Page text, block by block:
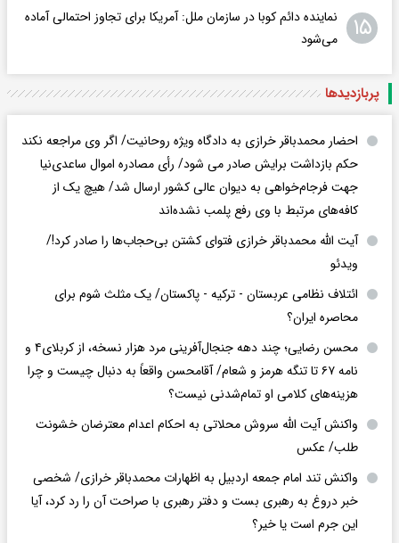
۱۵
نماینده دائم کوبا در سازمان ملل: آمریکا برای تجاوز احتمالی آماده
می‌شود
پربازدید‌ها
احضار محمدباقر خرازی به دادگاه ویژه روحانیت/ اگر وی مراجعه نکند
حکم بازداشت برایش صادر می شود/ رأی مصادره اموال ساعدی‌نیا
جهت فرجام‌خواهی به دیوان عالی کشور ارسال شد/ هیچ یک از
کافه‌های مرتبط با وی رفع پلمب نشده‌اند
آیت الله محمدباقر خرازی فتوای کشتن بی‌حجاب‌ها را صادر کرد!/
ویدئو
ائتلاف نظامی عربستان - ترکیه - پاکستان/ یک مثلث شوم برای
محاصره ایران؟
محسن رضایی؛ چند دهه جنجال‌آفرینی مرد هزار نسخه، از کربلای۴ و
نامه ۶۷ تا تنگه هرمز و شعام/ آقا‌محسن واقعاً به دنبال چیست و چرا
هزینه‌های کلامی او تمام‌شدنی نیست؟
واکنش آیت الله سروش محلاتی به احکام اعدام معترضان خشونت
طلب/ عکس
واکنش تند امام جمعه اردبیل به اظهارات محمدباقر خرازی/ شخصی
خبر دروغ به رهبری بست و دفتر رهبری با صراحت آن را رد کرد، آیا
این جرم است یا خیر؟